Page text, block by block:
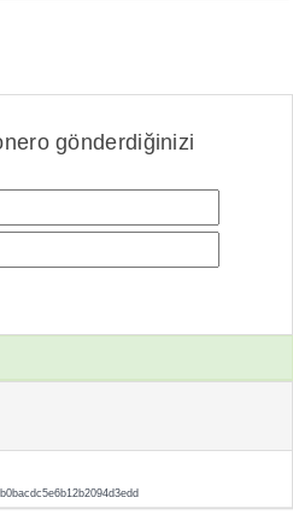
gönderdiğinizi